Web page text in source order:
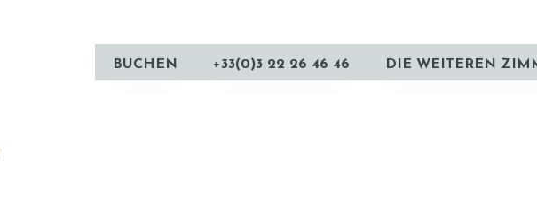
BUCHEN +33(0)3 22 26 46 46 DIE WEITEREN